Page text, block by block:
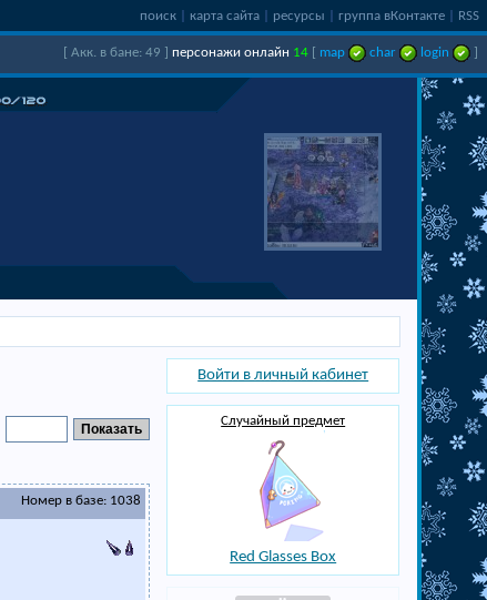
поиск карта сайта ресурсы группа вКонтакте RSS
[ Акк. в бане: 49 ] персонажи онлайн 14 map char login
Номер в базе: 1038
Войти в личный кабинет
Случайный предмет
Red Glasses Box